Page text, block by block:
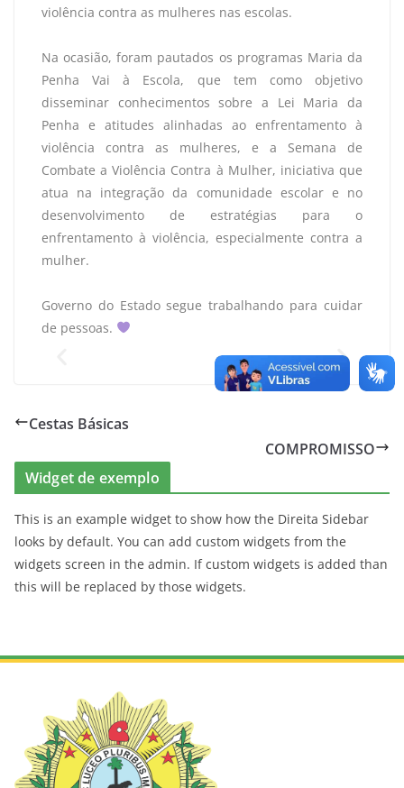
violência contra as mulheres nas escolas.
Na ocasião, foram pautados os programas Maria da
Penha Vai à Escola, que tem como objetivo
disseminar conhecimentos sobre a Lei Maria da
Penha e atitudes alinhadas ao enfrentamento à
violência contra as mulheres, e a Semana de
Combate a Violência Contra à Mulher, iniciativa que
atua na integração da comunidade escolar e no
desenvolvimento de estratégias para o
enfrentamento à violência, especialmente contra a
mulher.
Governo do Estado segue trabalhando para cuidar
de pessoas.
Cestas Básicas
COMPROMISSO
Widget de exemplo
This is an example widget to show how the Direita Sidebar
looks by default. You can add custom widgets from the
widgets screen in the admin. If custom widgets is added than
this will be replaced by those widgets.